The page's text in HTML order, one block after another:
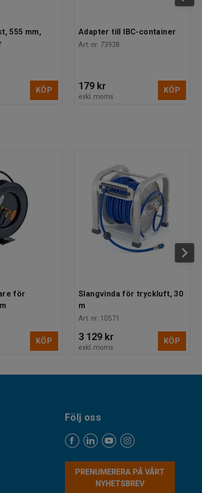
555 mm,
KÖP
Adapter till IBC-container
Art. nr: 73938
179 kr
exkl. moms
KÖP
för
KÖP
Slangvinda för tryckluft, 30
m
Art. nr: 10571
3 129 kr
exkl. moms
KÖP
Följ oss
PRENUMERERA PÅ VÅRT
NYHETSBREV